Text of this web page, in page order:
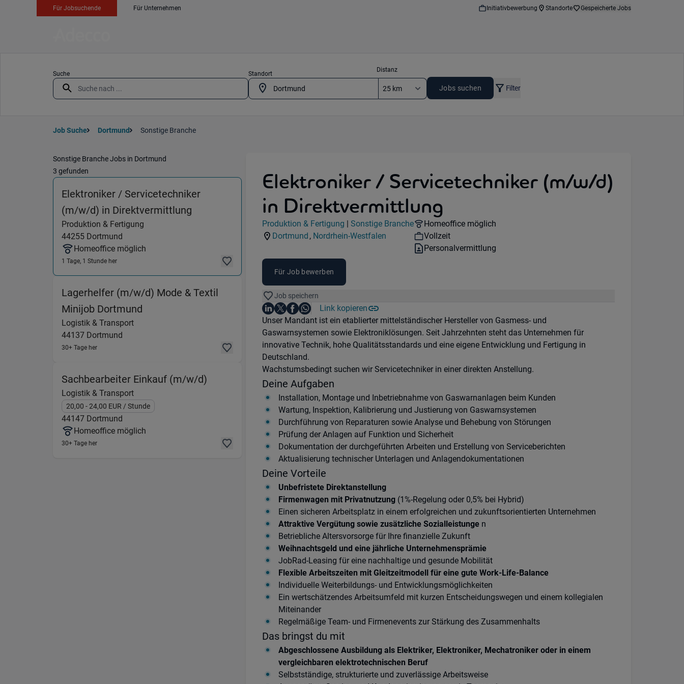
Für Jobsuchende Für Unternehmen Initiativbewerbung Standorte Gespeicherte Jobs
Suche Standort
Distanz
Jobs suchen Filter
Job Suche Dortmund Sonstige Branche
Sonstige Branche Jobs in Dortmund
3 gefunden
Elektroniker / Servicetechniker
(m/w/d) in Direktvermittlung (Produktion & Fertigung) in 44255 Dortmund
Produktion & Fertigung
44255 Dortmund
Homeoffice möglich
1 Tage, 1 Stunde her
Lagerhelfer (m/w/d) Mode & Textil
Minijob Dortmund (Logistik & Transport) in 44137 Dortmund
Logistik & Transport
44137 Dortmund
30+ Tage her
Sachbearbeiter Einkauf (m/w/d) (Logistik & Transport) in 44147 Dortmund
Logistik & Transport
20,00 - 24,00 EUR / Stunde
44147 Dortmund
Homeoffice möglich
30+ Tage her
Elektroniker / Servicetechniker (m/w/d)
in Direktvermittlung
Jobdetails
Kategorie:
Produktion & Fertigung |
Industry:
Sonstige Branche
Standorte:
Dortmund ,
Region:
Nordrhein-Westfalen
Remote Option:
Homeoffice möglich
Workhours:
Vollzeit
Vertragsart:
Personalvermittlung
Für Job bewerben
Job speichern
Teile diesen Job
Auf LinkedIn teilen
Auf X teilen
Auf Facebook teilen
Auf WhatsApp teilen
Link kopieren
Einleitung
Unser Mandant ist ein etablierter mittelständischer Hersteller von Gasmess- und
Gaswarnsystemen sowie Elektroniklösungen. Seit Jahrzehnten steht das Unternehmen für
innovative Technik, hohe Qualitätsstandards und eine eigene Entwicklung und Fertigung in
Deutschland.
Wachstumsbedingt suchen wir Servicetechniker in einer direkten Anstellung.
Deine Aufgaben
Installation, Montage und Inbetriebnahme von Gaswarnanlagen beim Kunden
Wartung, Inspektion, Kalibrierung und Justierung von Gaswarnsystemen
Durchführung von Reparaturen sowie Analyse und Behebung von Störungen
Prüfung der Anlagen auf Funktion und Sicherheit
Dokumentation der durchgeführten Arbeiten und Erstellung von Serviceberichten
Aktualisierung technischer Unterlagen und Anlagendokumentationen
Deine Vorteile
Unbefristete Direktanstellung
Firmenwagen mit Privatnutzung (1%-Regelung oder 0,5% bei Hybrid)
Einen sicheren Arbeitsplatz in einem erfolgreichen und zukunftsorientierten Unternehmen
Attraktive Vergütung sowie zusätzliche Sozialleistungen
Betriebliche Altersvorsorge für Ihre finanzielle Zukunft
Weihnachtsgeld und eine jährliche Unternehmensprämie
JobRad-Leasing für eine nachhaltige und gesunde Mobilität
Flexible Arbeitszeiten mit Gleitzeitmodell für eine gute Work-Life-Balance
Individuelle Weiterbildungs- und Entwicklungsmöglichkeiten
Ein wertschätzendes Arbeitsumfeld mit kurzen Entscheidungswegen und einem kollegialen
Miteinander
Regelmäßige Team- und Firmenevents zur Stärkung des Zusammenhalts
Das bringst du mit
Abgeschlossene Ausbildung als Elektriker, Elektroniker, Mechatroniker oder in einem
vergleichbaren elektrotechnischen Beruf
Selbstständige, strukturierte und zuverlässige Arbeitsweise